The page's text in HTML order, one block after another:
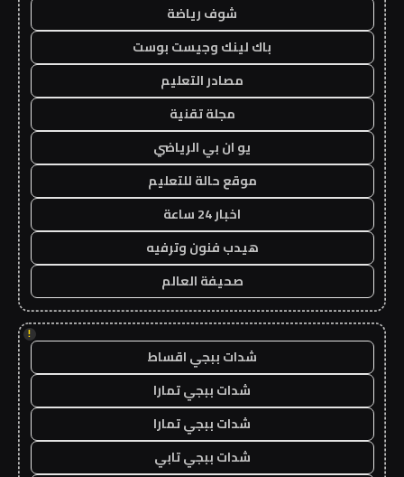
شوف رياضة
باك لينك وجيست بوست
مصادر التعليم
مجلة تقنية
يو ان بي الرياضي
موقع حالة للتعليم
اخبار 24 ساعة
هيدب فنون وترفيه
صحيفة العالم
!
شدات ببجي اقساط
شدات ببجي تمارا
شدات ببجي تمارا
شدات ببجي تابي